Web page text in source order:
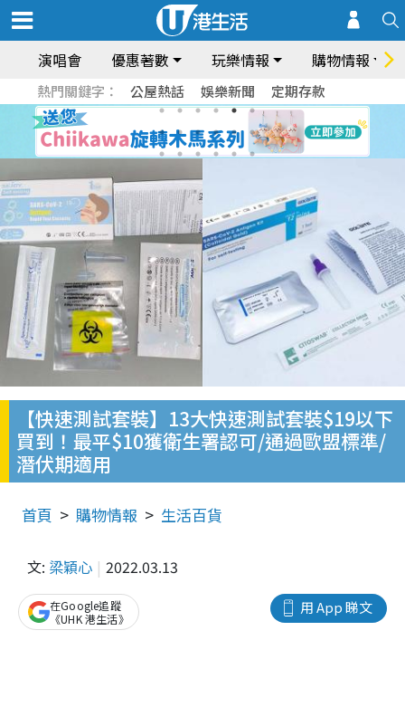
演唱會 優惠著數 玩樂情報 購物情報
熱門關鍵字： 公屋熱話 娛樂新聞 定期存款
【快速測試套裝】13大快速測試套裝$19以下
買到！最平$10獲衛生署認可/通過歐盟標準/
潛伏期適用
首頁 購物情報 生活百貨
文: 梁穎心 2022.03.13
用 App 睇文
在Google追蹤
《UHK 港生活》